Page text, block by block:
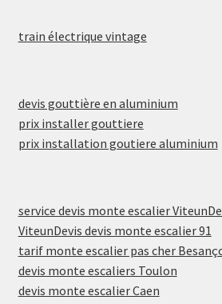
train électrique vintage
devis gouttière en aluminium
prix installer gouttiere
prix installation goutiere aluminium
service devis monte escalier
ViteunDevis devis monte escalier 91
tarif monte escalier pas cher
devis monte escaliers Toulon
devis monte escalier Caen